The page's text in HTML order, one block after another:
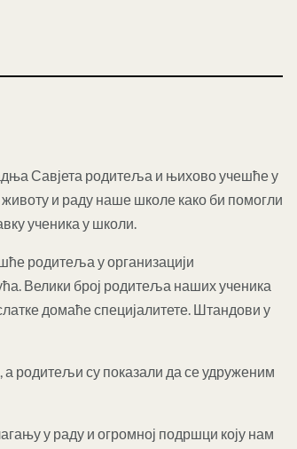
Савјета родитеља и њихово учешће у
и раду наше школе како би помогли
ученика у школи.
родитеља у организацији
Велики број родитеља наших ученика
домаће специјалитете. Штандови у
а родитељи су показали да се удруженим
у раду и огромној подршци коју нам